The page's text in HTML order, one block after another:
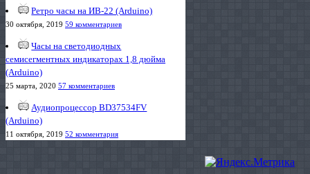
Ретро часы на ИВ-22 (Arduino)
30 октября, 2019 59 комментариев
Часы на светодиодных
семисегментных индикаторах 1,8 дюйма
(Arduino)
25 марта, 2020 57 комментариев
Аудиопроцессор BD37534FV
(Arduino)
11 октября, 2019 52 комментария